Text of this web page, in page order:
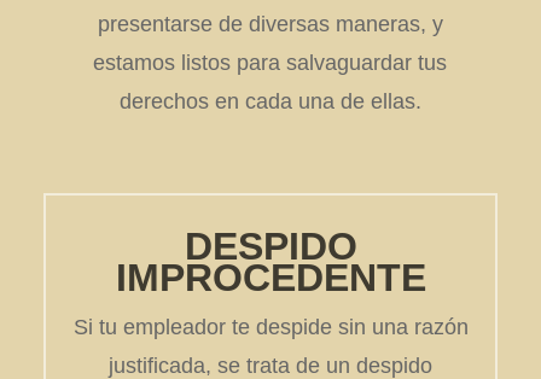
presentarse de diversas maneras, y
estamos listos para salvaguardar tus
derechos en cada una de ellas.
DESPIDO
IMPROCEDENTE
Si tu empleador te despide sin una razón
justificada, se trata de un despido